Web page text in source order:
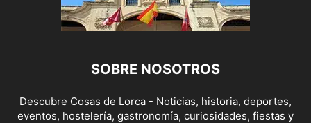
SOBRE NOSOTROS
Descubre Cosas de Lorca - Noticias, historia, deportes,
eventos, hostelería, gastronomía, curiosidades, fiestas y